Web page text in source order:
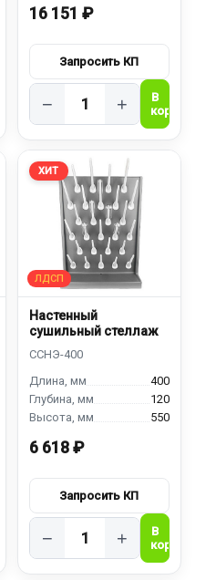
16 151 ₽
− +
ХИТ
Настенный
сушильный стеллаж
400
120
550
6 618 ₽
− +